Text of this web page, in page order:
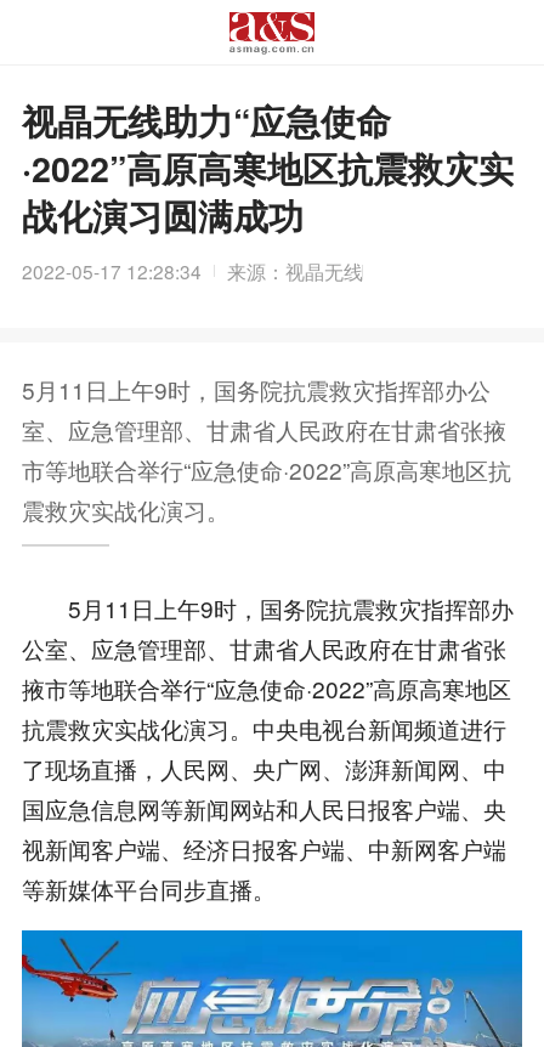
视晶无线助力“应急使命
·2022”高原高寒地区抗震救灾实
战化演习圆满成功
2022-05-17 12:28:34 来源：视晶无线
5月11日上午9时，国务院抗震救灾指挥部办公
室、应急管理部、甘肃省人民政府在甘肃省张掖
市等地联合举行“应急使命·2022”高原高寒地区抗
震救灾实战化演习。
5月11日上午9时，国务院抗震救灾指挥部办
公室、应急管理部、甘肃省人民政府在甘肃省张
掖市等地联合举行“应急使命·2022”高原高寒地区
抗震救灾实战化演习。中央电视台新闻频道进行
了现场直播，人民网、央广网、澎湃新闻网、中
国应急信息网等新闻网站和人民日报客户端、央
视新闻客户端、经济日报客户端、中新网客户端
等新媒体平台同步直播。